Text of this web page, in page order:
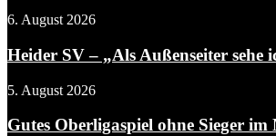
6. August 2026
Heider SV – „Als Außenseiter sehe
5. August 2026
Gutes Oberligaspiel ohne Sieger